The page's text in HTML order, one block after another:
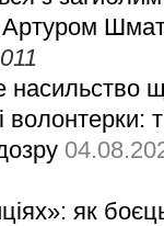
Артуром
насильство
волонтерки:
як